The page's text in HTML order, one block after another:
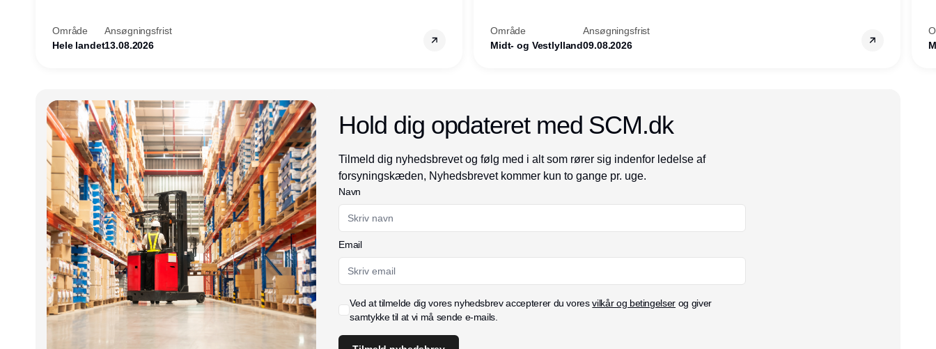
nogle af Danmarks mest spændende produktions- og
logistikvirksomheder?
Område
Hele landet
Ansøgningsfrist
13.08.2026
Område
Midt- og Vestlylland
Ansøgningsfrist
09.08.2026
Hold dig opdateret med SCM.dk
Tilmeld dig nyhedsbrevet og følg med i alt som rører sig indenfor ledelse af
forsyningskæden, Nyhedsbrevet kommer kun to gange pr. uge.
Navn
Email
Ved at tilmelde dig vores nyhedsbrev accepterer du voresvilkår og betingelser og giver
samtykke til at vi må sende e-mails.